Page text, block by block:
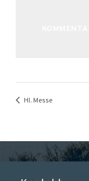
Hl. Messe